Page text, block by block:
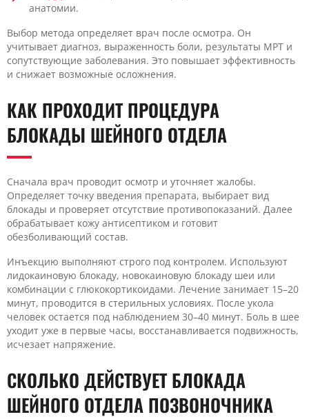
анатомии.
Выбор метода определяет врач после осмотра. Он
учитывает диагноз, выраженность боли, результаты МРТ и
сопутствующие заболевания. Это повышает эффективность
и снижает возможные осложнения.
КАК ПРОХОДИТ ПРОЦЕДУРА
БЛОКАДЫ ШЕЙНОГО ОТДЕЛА
Сначала врач проводит осмотр и уточняет жалобы.
Определяет точку введения препарата, выбирает вид
блокады и проверяет отсутствие противопоказаний. Далее
обрабатывает кожу антисептиком и готовит
обезболивающий состав.
Инъекцию выполняют строго под контролем. Используют
лидокаиновую блокаду, новокаиновую блокаду шеи или
комбинации с глюкокортикоидами. Лечение занимает 15–20
минут, проводится в стерильных условиях. После укола
человек остается под наблюдением 30–40 минут. Боль в шее
уходит уже в первые часы, восстанавливается подвижность,
исчезает напряжение.
СКОЛЬКО ДЕЙСТВУЕТ БЛОКАДА
ШЕЙНОГО ОТДЕЛА ПОЗВОНОЧНИКА